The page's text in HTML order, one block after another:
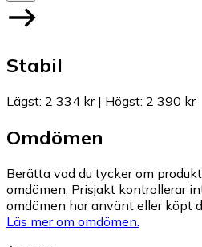
Stabil
Lägst: 2 334 kr| Högst: 2 390 kr
Omdömen
Berätta vad du tycker om
omdömen. Prisjakt kontrollerar
omdömen har använt eller köpt
Läs mer om omdömen.